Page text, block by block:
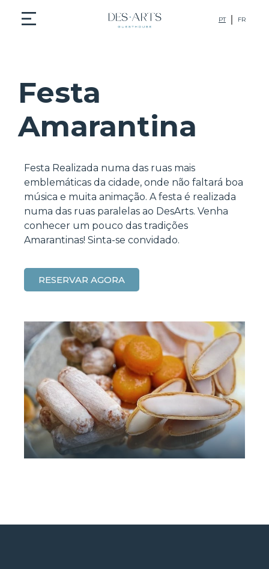
PT FR
Festa
Amarantina
Festa Realizada numa das ruas mais
emblemáticas da cidade, onde não faltará boa
música e muita animação. A festa é realizada
numa das ruas paralelas ao DesArts. Venha
conhecer um pouco das tradições
Amarantinas! Sinta-se convidado.
RESERVAR AGORA